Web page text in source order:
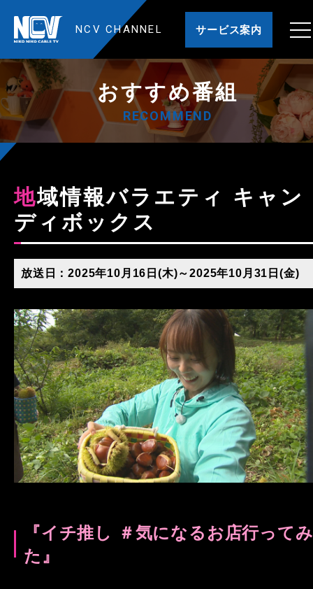
NCV CHANNEL サービス案内
おすすめ番組
RECOMMEND
地域情報バラエティ キャン
ディボックス
放送日：2025年10月16日(木)～2025年10月31日(金)
『イチ推し ＃気になるお店行ってみ
た』